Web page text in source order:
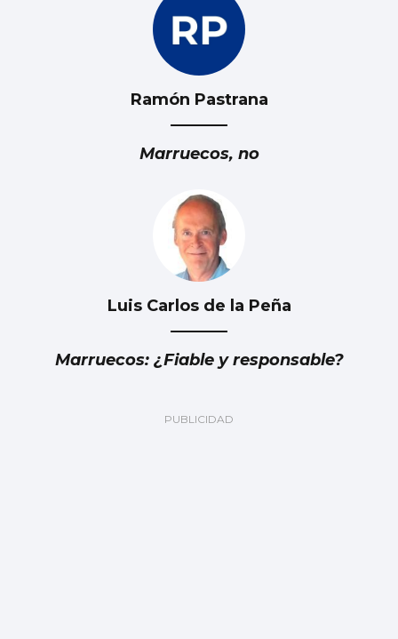
Ramón Pastrana
Marruecos, no
Luis Carlos de la Peña
Marruecos: ¿Fiable y responsable?